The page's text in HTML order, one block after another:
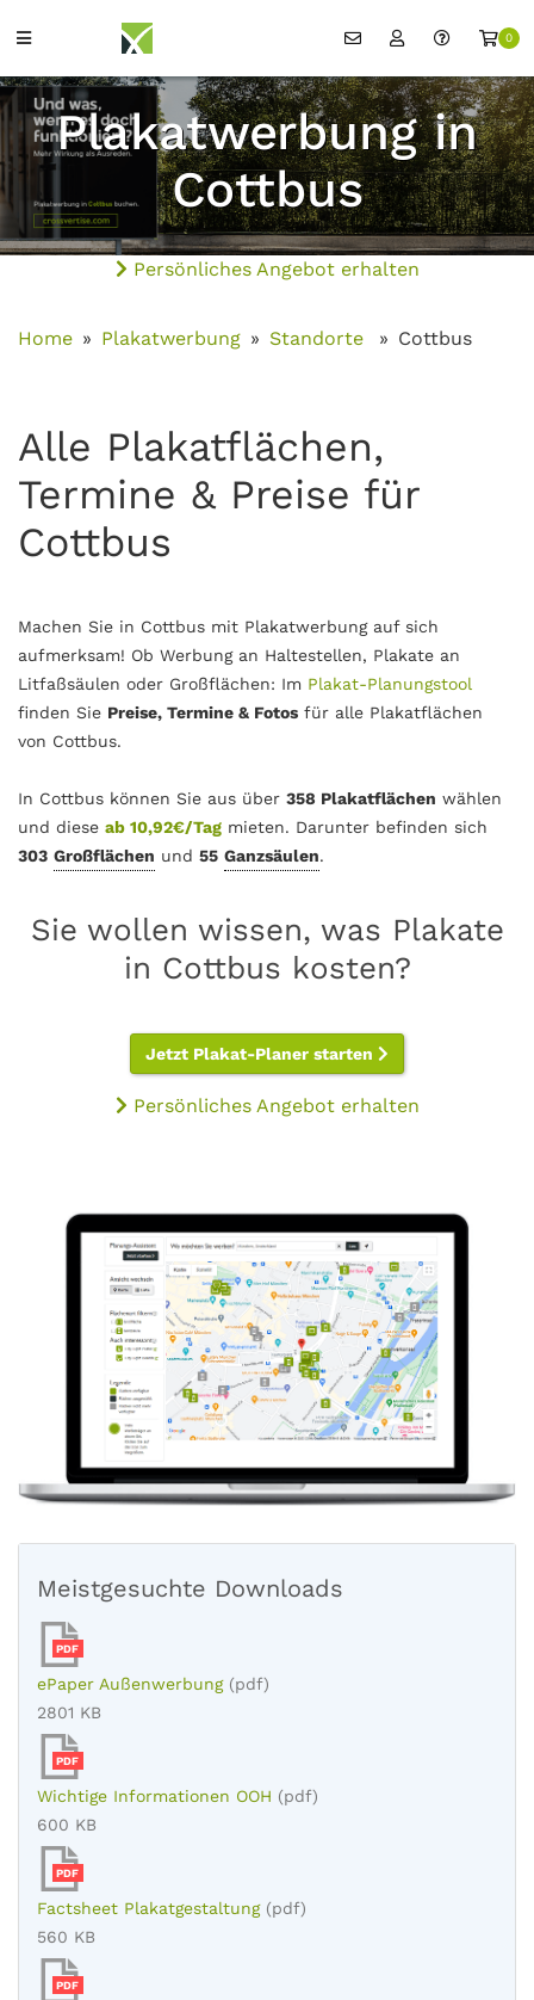
0
Plakatwerbung in
Cottbus
Persönliches Angebot erhalten
Home Plakatwerbung Standorte Cottbus
Alle Plakatflächen,
Termine & Preise für
Cottbus
Machen Sie in Cottbus mit Plakatwerbung auf sich
aufmerksam! Ob Werbung an Haltestellen, Plakate an
Litfaßsäulen oder Großflächen: Im Plakat-Planungstool
finden Sie Preise, Termine & Fotos für alle Plakatflächen
von Cottbus.
In Cottbus können Sie aus über 358 Plakatflächen wählen
und diese ab 10,92€/Tag mieten. Darunter befinden sich
303 Großflächen und 55 Ganzsäulen.
Sie wollen wissen, was Plakate
in Cottbus kosten?
Jetzt Plakat-Planer starten
Persönliches Angebot erhalten
Meistgesuchte Downloads
PDF
ePaper Außenwerbung (pdf)
2801 KB
PDF
Wichtige Informationen OOH (pdf)
600 KB
PDF
Factsheet Plakatgestaltung (pdf)
560 KB
PDF